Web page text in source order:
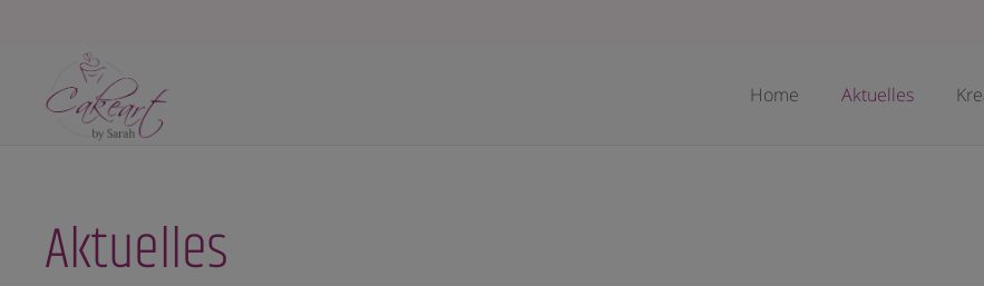
Home Aktuelles
Aktuelles